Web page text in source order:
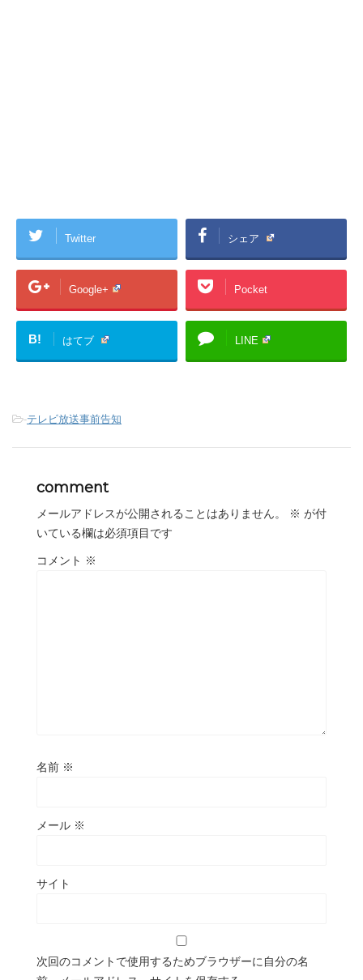
Twitter シェア
Google+ Pocket
B! はてブ LINE
-テレビ放送事前告知
comment
メールアドレスが公開されることはありません。 ※ が付
いている欄は必須項目です
コメント ※
名前 ※
メール ※
サイト
次回のコメントで使用するためブラウザーに自分の名